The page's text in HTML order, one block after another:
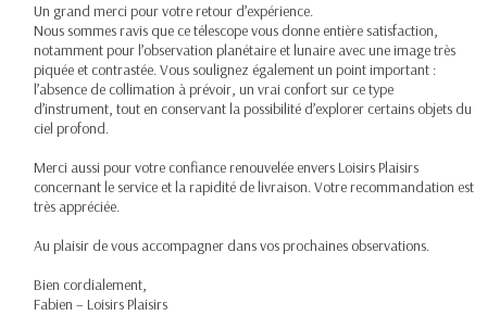
Un grand merci pour votre retour d’expérience.
Nous sommes ravis que ce télescope vous donne entière satisfaction,
notamment pour l’observation planétaire et lunaire avec une image très
piquée et contrastée. Vous soulignez également un point important :
l’absence de collimation à prévoir, un vrai confort sur ce type
d’instrument, tout en conservant la possibilité d’explorer certains objets du
ciel profond.
Merci aussi pour votre confiance renouvelée envers Loisirs Plaisirs
concernant le service et la rapidité de livraison. Votre recommandation est
très appréciée.
Au plaisir de vous accompagner dans vos prochaines observations.
Bien cordialement,
Fabien – Loisirs Plaisirs